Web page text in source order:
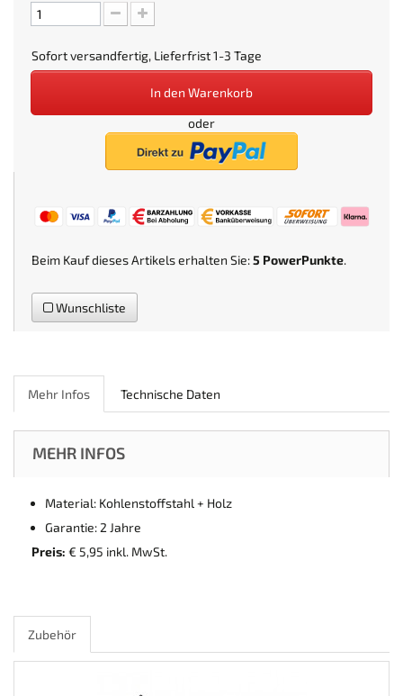
Sofort versandfertig, Lieferfrist 1-3 Tage
In den Warenkorb
oder
Beim Kauf dieses Artikels erhalten Sie:5 PowerPunkte.
Wunschliste
Mehr Infos Technische Daten
MEHR INFOS
Material: Kohlenstoffstahl + Holz
Garantie: 2 Jahre
Preis: € 5,95 inkl. MwSt.
Zubehör